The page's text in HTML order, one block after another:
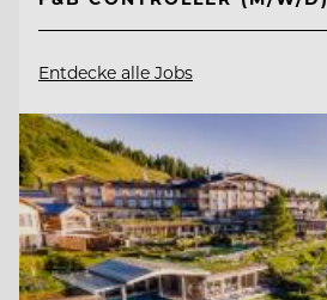
Entdecke alle Jobs